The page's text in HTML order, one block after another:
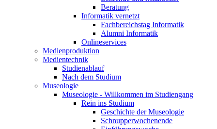
Beratung
Informatik vernetzt
Fachbereichstag Informatik
Alumni Informatik
Onlineservices
Medienproduktion
Medientechnik
Studienablauf
Nach dem Studium
Museologie
Museologie - Willkommen im Studiengang
Rein ins Studium
Geschichte der Museologie
Schnupperwochenende